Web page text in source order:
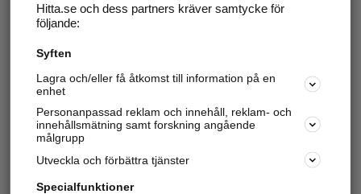
Hitta.se och dess partners kräver samtycke för
följande:
Syften
Lagra och/eller få åtkomst till information på en
enhet
Personanpassad reklam och innehåll, reklam- och
innehållsmätning samt forskning angående
målgrupp
Utveckla och förbättra tjänster
Specialfunktioner